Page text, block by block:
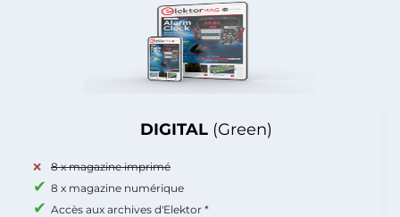
DIGITAL (Green)
8 x magazine imprimé
8 x magazine numérique
Accès aux archives d'Elektor *